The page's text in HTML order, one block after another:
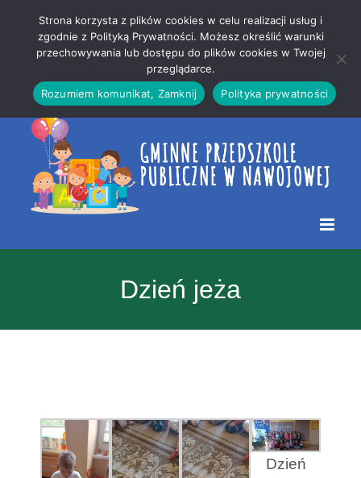
treści
strony
Dzień jeża
Dzień
Strona korzysta z plików cookies w celu realizacji usług i
zgodnie z Polityką Prywatności. Możesz określić warunki
przechowywania lub dostępu do plików cookies w Twojej
przeglądarce.
Rozumiem komunikat, Zamknij
Polityka prywatności